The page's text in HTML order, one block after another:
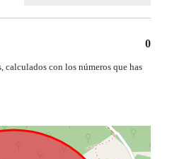
0
calculados con los números que has